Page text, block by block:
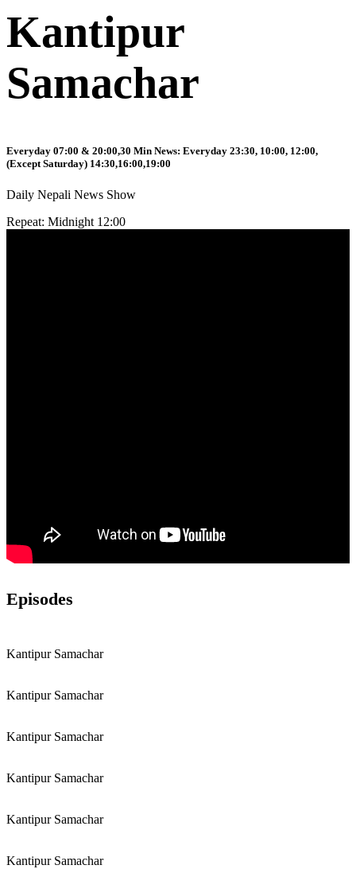
Kantipur
Samachar
Everyday 07:00 & 20:00,30 Min News: Everyday 23:30, 10:00, 12:00,
(Except Saturday) 14:30,16:00,19:00
Daily Nepali News Show
Repeat: Midnight 12:00
Episodes
Kantipur Samachar
Kantipur Samachar
Kantipur Samachar
Kantipur Samachar
Kantipur Samachar
Kantipur Samachar